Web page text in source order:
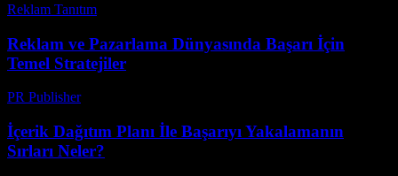
Reklam Tanıtım
Reklam ve Pazarlama Dünyasında Başarı İçin
Temel Stratejiler
PR Publisher-
İçerik Dağıtım Planı İle Başarıyı Yakalamanın
Sırları Neler?